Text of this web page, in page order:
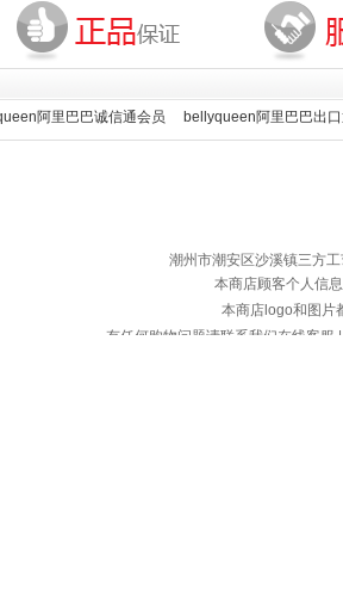
阿里巴巴诚信通会员 bellyqueen阿里巴巴出
潮州市潮安区沙溪镇三方
本商店顾客个人信
本商店logo和图片
有任何购物问题请联系我们在线客